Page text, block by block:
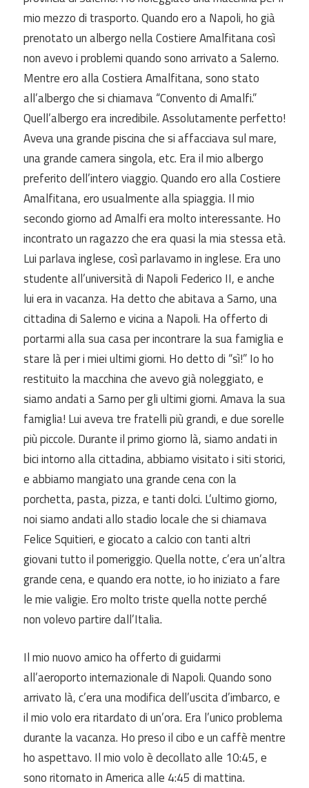
mio mezzo di trasporto. Quando ero a Napoli, ho già
prenotato un albergo nella Costiere Amalfitana così
non avevoi problemi quando sonoarrivato a Salerno.
Mentre ero alla Costiera Amalfitana, sonostato
all’albergo che si chiamava “Convento di Amalfi.”
Quell’albergo era incredibile. Assolutamente perfetto!
Aveva una grande piscina che si affacciavasul mare,
una grande camera singola, etc. Era il mio albergo
preferito dell’intero viaggio. Quando ero alla Costiere
Amalfitana, ero usualmente alla spiaggia. Il mio
secondo giorno ad Amalfi era molto interessante. Ho
incontrato un ragazzo che era quasi la miastessa età.
Lui parlava inglese, così parlavamo in inglese. Era uno
studente all’università di Napoli Federico II, e anche
lui era in vacanza. Ha detto che abitava a Sarno, una
cittadina di Salerno e vicina a Napoli. Ha offerto di
portarmialla sua casa perincontrare la sua famiglia e
stare là per i miei ultimigiorni. Ho detto di “sì!” Io ho
restituito la macchina che avevogià noleggiato, e
siamo andati a Sarno per gli ultimi giorni. Amava la sua
famiglia! Lui aveva tre fratelli più grandi, e due sorelle
più piccole. Durante il primo giorno là, siamo andati in
bici intorno alla cittadina, abbiamo visitato i siti storici,
e abbiamo mangiato una grande cena con la
porchetta, pasta, pizza, e tanti dolci. L’ultimo giorno,
noisiamo andati allo stadio locale chesi chiamava
Felice Squitieri, e giocato a calcio con tanti altri
giovani tutto il pomeriggio. Quella notte, c’era un’altra
grande cena, e quando era notte, io hoiniziato afare
le mie valigie. Ero molto triste quella notte perché
non volevo partire dall’Italia.
Il mio nuovo amico haofferto di guidarmi
all’aeroporto internazionale di Napoli. Quando sono
arrivato là, c’era una modifica dell’uscita d’imbarco, e
il mio volo era ritardato diun’ora. Era l’unico problema
durante la vacanza. Ho preso il cibo e un caffè mentre
ho aspettavo. Il mio volo è decollato alle 10:45, e
sono ritornato in America alle 4:45 di mattina.